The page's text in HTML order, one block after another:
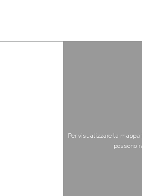
Per visualizzare la mappa
possono